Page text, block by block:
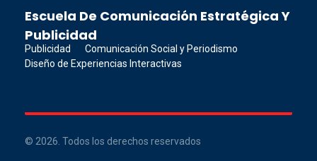
Escuela De Comunicación Estratégica Y
Publicidad
Publicidad
Comunicación Social y Periodismo
Diseño de Experiencias Interactivas
© 2026. Todos los derechos reservados